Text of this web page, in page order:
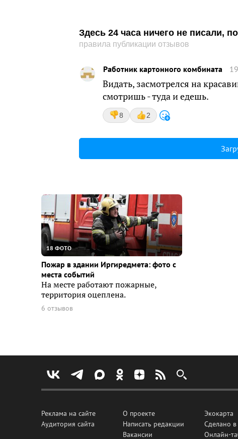
Здесь 24 часа ничего не писали,
правила публикации отзывов
Работник картонного комбината
Видать, засмотрелся на
смотришь - туда и едешь.
8 2
18 ФОТО
Пожар в здании Иргиредмета: фото с
места событий
На месте работают пожарные,
территория оцеплена.
6 отзывов
Реклама на сайте
Аудитория сайта
О проекте
Написать редакции
Вакансии
Экокарта
Сделано в
Онлайн-